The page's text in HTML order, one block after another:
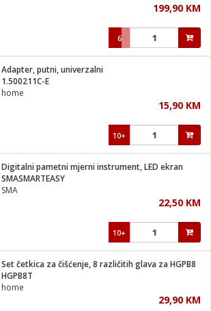
199,90 KM
6
Adapter, putni, univerzalni
1.500211C-E
home
15,90 KM
10+
Digitalni pametni mjerni instrument, LED ekran
SMASMARTEASY
SMA
22,50 KM
10+
Set četkica za čišćenje, 8 različitih glava za HGPB8
HGPB8T
home
29,90 KM